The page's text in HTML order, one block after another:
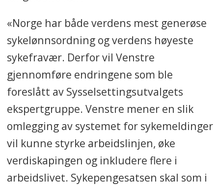
«Norge har både verdens mest generøse
sykelønnsordning og verdens høyeste
sykefravær. Derfor vil Venstre
gjennomføre endringene som ble
foreslått av Sysselsettingsutvalgets
ekspertgruppe. Venstre mener en slik
omlegging av systemet for sykemeldinger
vil kunne styrke arbeidslinjen, øke
verdiskapingen og inkludere flere i
arbeidslivet. Sykepengesatsen skal som i